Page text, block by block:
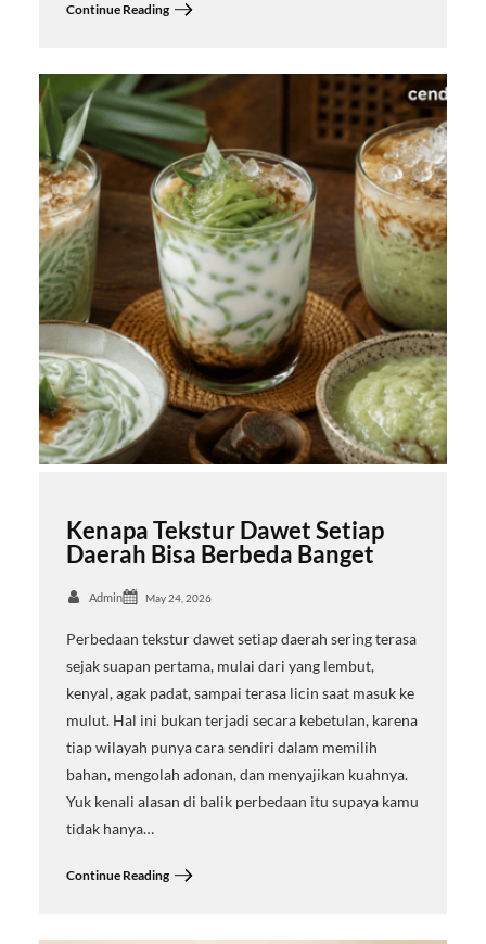
Continue Reading
Kenapa Tekstur Dawet Setiap
Daerah Bisa Berbeda Banget
Admin May 24, 2026
Perbedaan tekstur dawet setiap daerah sering terasa
sejak suapan pertama, mulai dari yang lembut,
kenyal, agak padat, sampai terasa licin saat masuk ke
mulut. Hal ini bukan terjadi secara kebetulan, karena
tiap wilayah punya cara sendiri dalam memilih
bahan, mengolah adonan, dan menyajikan kuahnya.
Yuk kenali alasan di balik perbedaan itu supaya kamu
tidak hanya…
Continue Reading